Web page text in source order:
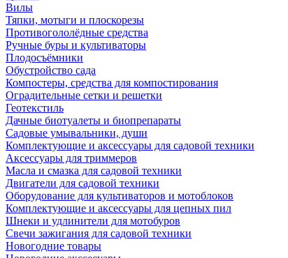
Вилы
Тяпки, мотыги и плоскорезы
Противогололёдные средства
Ручные буры и культиваторы
Плодосъёмники
Обустройство сада
Компостеры, средства для компостирования
Оградительные сетки и решетки
Геотекстиль
Дачные биотуалеты и биопрепараты
Садовые умывальники, души
Комплектующие и аксессуары для садовой техники
Аксессуары для триммеров
Масла и смазка для садовой техники
Двигатели для садовой техники
Оборудование для культиваторов и мотоблоков
Комплектующие и аксессуары для цепных пил
Шнеки и удлинители для мотобуров
Свечи зажигания для садовой техники
Новогодние товары